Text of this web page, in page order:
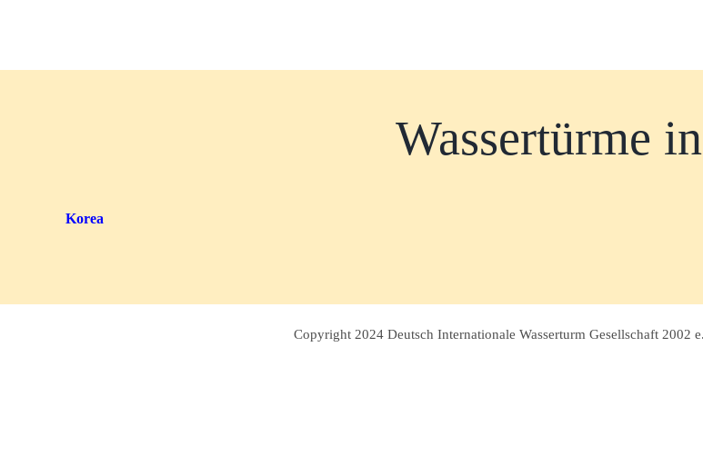
Wassertürme
Korea
Copyright 2024 Deutsch Internationale Wasserturm Gesellschaft 2002